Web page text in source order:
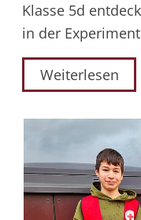
Klasse 5d
in der
Weiterlesen